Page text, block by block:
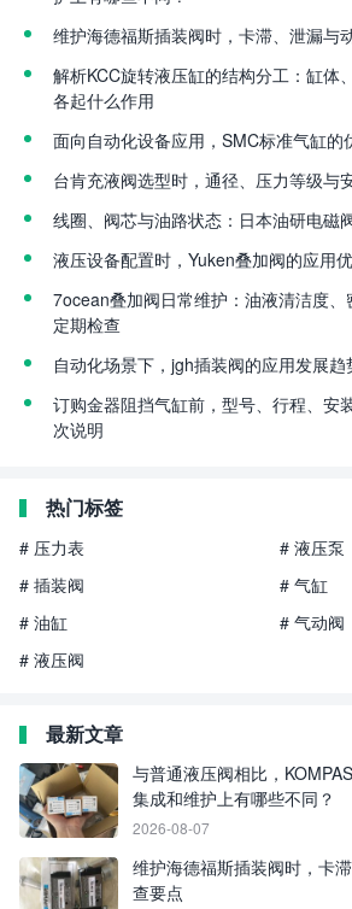
维护海德福斯插装阀时，卡滞、泄漏与
解析KCC旋转液压缸的结构分工：缸体
各起什么作用
面向自动化设备应用，SMC标准气缸的
台肯充液阀选型时，通径、压力等级与
线圈、阀芯与油路状态：日本油研电磁
液压设备配置时，Yuken叠加阀的应用
7ocean叠加阀日常维护：油液清洁度
定期检查
自动化场景下，jgh插装阀的应用发展趋
订购金器阻挡气缸前，型号、行程、安
次说明
热门标签
# 压力表
# 液压泵
# 插装阀
# 气缸
# 油缸
# 气动阀
# 液压阀
最新文章
与普通液压阀相比，
集成和维护上有哪些不同？
2026-08-07
维护海德福斯插装阀时，卡
查要点